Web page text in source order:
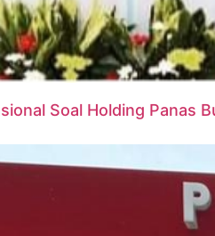
Soal Holding Panas